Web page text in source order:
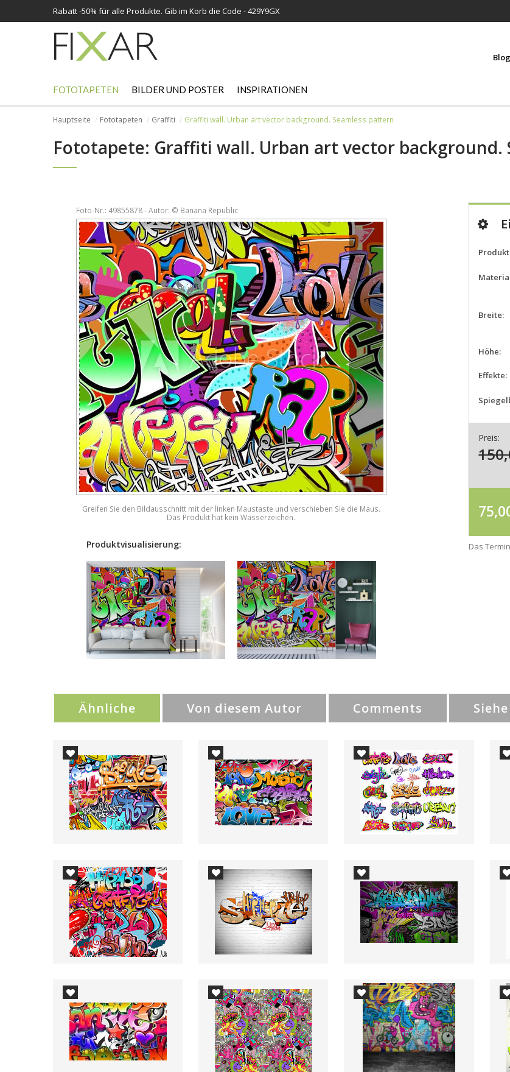
Rabatt -50% für alle Produkte. Gib im Korb die Code - 429Y9GX
Blog
FOTOTAPETEN BILDER UND POSTER INSPIRATIONEN
Hauptseite Fototapeten Graffiti Graffiti wall. Urban art vector background. Seamless pattern
Fototapete: Graffiti wall. Urban art vector background.
Foto-Nr.: 49855878 - Autor: © Banana Republic
Greifen Sie den Bildausschnitt mit der linken Maustaste und verschieben Sie die Maus.
Das Produkt hat kein Wasserzeichen.
Produktvisualisierung:
Breite:
Höhe:
Effekte:
Preis:
Das
Ähnliche Von diesem Autor Comments